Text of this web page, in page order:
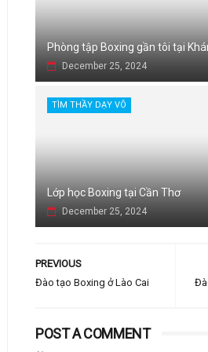
Phòng tập Boxing gần tôi tại
December 25, 2024
TÌM THẦY DẠY VÕ
Lớp học Boxing tại Cần Thơ
December 25, 2024
PREVIOUS
Đào tạo Boxing ở Lào Cai
POST A COMMENT